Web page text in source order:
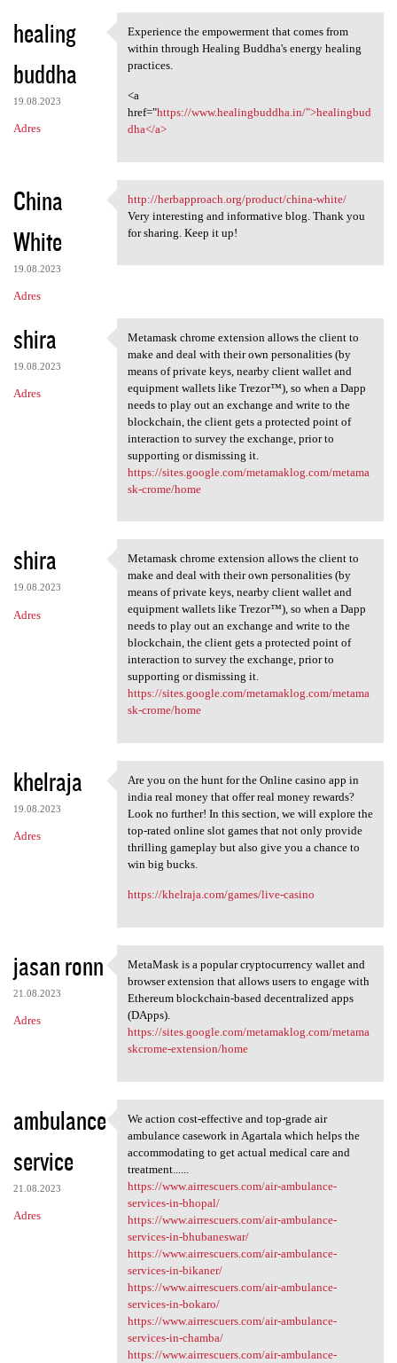
healing
buddha
19.08.2023
Adres
Experience the empowerment
Experience the empowerment that comes from
within through Healing Buddha's energy healing
practices.
<a
href="https://www.healingbuddha.in/">healingbud
dha</a>
China
White
19.08.2023
Adres
http://herbapproach.org
http://herbapproach.org/product/china-white/
Very interesting and informative blog. Thank you
for sharing. Keep it up!
shira
19.08.2023
Adres
Metamask chrome extension
Metamask chrome extension allows the client to
make and deal with their own personalities (by
means of private keys, nearby client wallet and
equipment wallets like Trezor™), so when a Dapp
needs to play out an exchange and write to the
blockchain, the client gets a protected point of
interaction to survey the exchange, prior to
supporting or dismissing it.
https://sites.google.com/metamaklog.com/metama
sk-crome/home
shira
19.08.2023
Adres
Metamask chrome extension
Metamask chrome extension allows the client to
make and deal with their own personalities (by
means of private keys, nearby client wallet and
equipment wallets like Trezor™), so when a Dapp
needs to play out an exchange and write to the
blockchain, the client gets a protected point of
interaction to survey the exchange, prior to
supporting or dismissing it.
https://sites.google.com/metamaklog.com/metama
sk-crome/home
khelraja
19.08.2023
Adres
Are you on the hunt for the
Are you on the hunt for the Online casino app in
india real money that offer real money rewards?
Look no further! In this section, we will explore the
top-rated online slot games that not only provide
thrilling gameplay but also give you a chance to
win big bucks.
https://khelraja.com/games/live-casino
jasan ronn
21.08.2023
Adres
MetaMask is a popular
MetaMask is a popular cryptocurrency wallet and
browser extension that allows users to engage with
Ethereum blockchain-based decentralized apps
(DApps).
https://sites.google.com/metamaklog.com/metama
skcrome-extension/home
ambulance
service
21.08.2023
Adres
We action cost-effective and
We action cost-effective and top-grade air
ambulance casework in Agartala which helps the
accommodating to get actual medical care and
treatment......
https://www.airrescuers.com/air-ambulance-
services-in-bhopal/
https://www.airrescuers.com/air-ambulance-
services-in-bhubaneswar/
https://www.airrescuers.com/air-ambulance-
services-in-bikaner/
https://www.airrescuers.com/air-ambulance-
services-in-bokaro/
https://www.airrescuers.com/air-ambulance-
services-in-chamba/
https://www.airrescuers.com/air-ambulance-